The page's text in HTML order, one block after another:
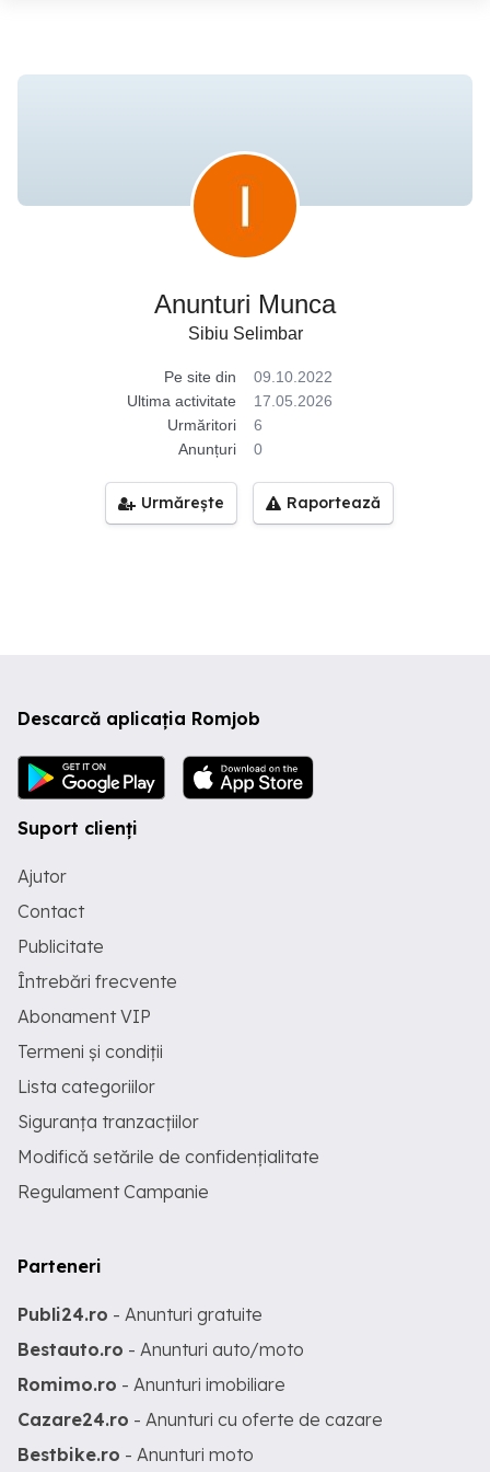
Anunturi Munca
Sibiu Selimbar
Pe site din
09.10.2022
Ultima activitate
17.05.2026
Urmăritori
6
Anunțuri
0
Urmărește Raportează
Descarcă aplicația Romjob
Suport clienți
Ajutor
Contact
Publicitate
Întrebări frecvente
Abonament VIP
Termeni și condiții
Lista categoriilor
Siguranța tranzacțiilor
Modifică setările de confidențialitate
Regulament Campanie
Parteneri
Publi24.ro - Anunturi gratuite
Bestauto.ro - Anunturi auto/moto
Romimo.ro - Anunturi imobiliare
Cazare24.ro - Anunturi cu oferte de cazare
Bestbike.ro - Anunturi moto